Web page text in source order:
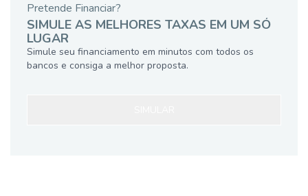
Pretende Financiar?
SIMULE AS MELHORES TAXAS EM UM SÓ
LUGAR
Simule seu financiamento em minutos com todos os
bancos e consiga a melhor proposta.